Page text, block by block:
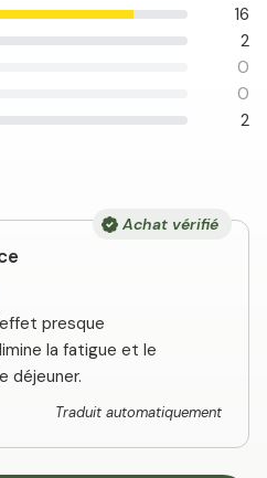
16
2
0
0
2
Achat vérifié
presque
la fatigue et le
déjeuner.
Traduit automatiquement